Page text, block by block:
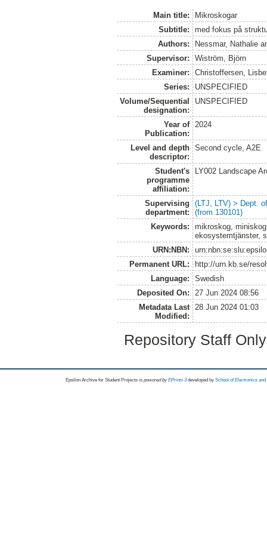
Main title:
Mikroskogar
Subtitle:
med fokus på
Authors:
Nessmar, Nathalie
Supervisor:
Wiström, Björn
Examiner:
Christoffersen,
Series:
UNSPECIFIED
Volume/Sequential
designation:
UNSPECIFIED
Year of
Publication:
2024
Level and depth
descriptor:
Second cycle, A2E
Student's
programme
affiliation:
LY002 Landscape
Supervising
department:
(LTJ, LTV) > Dept.
(from 130101)
Keywords:
mikroskog,
ekosystemtjänster,
URN:NBN:
Permanent URL:
http://urn.kb.se/
Language:
Swedish
Deposited On:
27 Jun 2024 08:56
Metadata Last
Modified:
28 Jun 2024 01:03
Repository Staff
Epsilon Archive for Student Projects is powored byEPrints 3 developed by School of Electronics